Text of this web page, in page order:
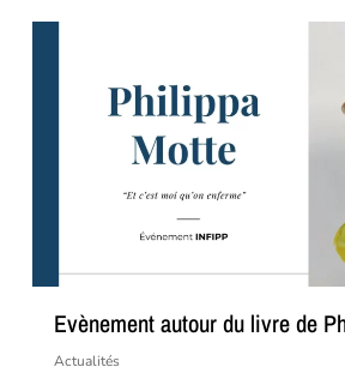
Evènement autour du livre de
Actualités